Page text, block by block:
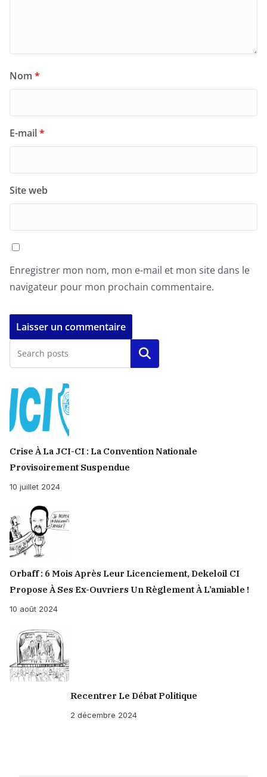
Nom *
E-mail*
Site web
Enregistrer mon nom, mon e-mail et mon site dans le
navigateur pour mon prochain commentaire.
Rechercher
Crise À La JCI-CI : La Convention Nationale
Provisoirement Suspendue
10 juillet 2024
Orbaff : 6 Mois Après Leur Licenciement, Dekeloil CI
Propose À Ses Ex-Ouvriers Un Règlement À L’amiable !
10 août 2024
Recentrer Le Débat Politique
2 décembre 2024